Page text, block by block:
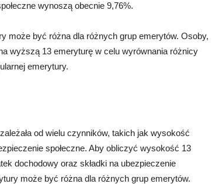
wynoszą obecnie 9,76%.
może być różna dla różnych grup emerytów. Osoby,
wyższą 13 emeryturę w celu wyrównania różnicy
emerytury.
od wielu czynników, takich jak wysokość
społeczne. Aby obliczyć wysokość 13
dochodowy oraz składki na ubezpieczenie
może być różna dla różnych grup emerytów.